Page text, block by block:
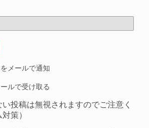
メールで通知
ルで受け取る
投稿は無視されますのでご注意く
策）